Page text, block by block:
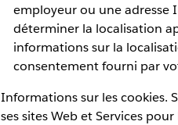
employeur ou une adresse
déterminer la localisation
informations sur la
consentement fourni par
Informations sur les cookies.
ses sites Web et Services